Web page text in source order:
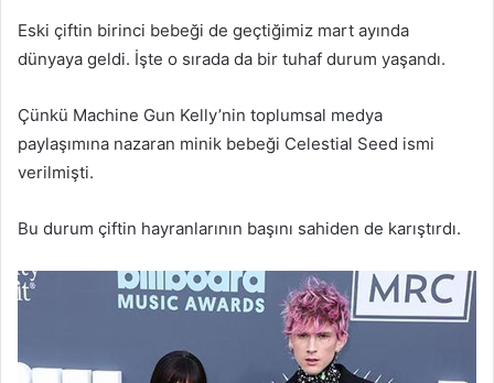
Eski çiftin birinci bebeği de geçtiğimiz mart ayında
dünyaya geldi. İşte o sırada da bir tuhaf durum yaşandı.
Çünkü Machine Gun Kelly’nin toplumsal medya
paylaşımına nazaran minik bebeği Celestial Seed ismi
verilmişti.
Bu durum çiftin hayranlarının başını sahiden de karıştırdı.